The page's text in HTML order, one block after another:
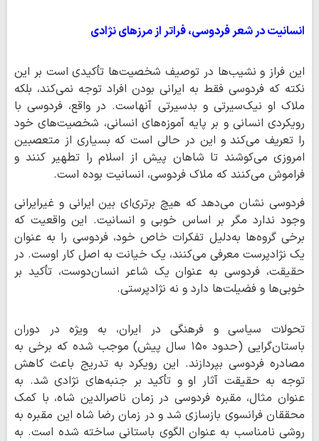
انسانیت در شعر فردوسی، فراتر از مرزهای نژادی
این فراز و نشیب‌ها در توصیف شخصیت‌ها تأکیدی است بر این
نکته که فردوسی فقط به ایرانی بودن افراد توجه نمی‌کند، بلکه
ملاک او نیک‌سیرتی و بدسیرتی آنهاست. در واقع، فردوسی با
رویکردی انسانی و بر پایه آموزه‌های انسانی، شخصیت‌های خود
را تعریف می‌کند و این در حالی است که بسیاری از متعصبین
امروزی می‌کوشند تا شاهان پیش از اسلام را تطهیر کنند و
فراموش می‌کنند که ملاک فردوسی، انسانیت بوده است.
فردوسی نشان می‌دهد که هیچ برتری‌ای بین ایرانی و غیرایرانی
وجود ندارد مگر بر اساس خوبی و انسانیت. این واقعیت که
برخی گروه‌ها به‌دلیل تفکرات خاص خود، فردوسی را به عنوان
یک نژادپرست معرفی می‌کنند، یک خیانت به اصل کار اوست. در
حقیقت، فردوسی به عنوان یک شاعر انسان‌دوست، تأکید بر
خوبی‌ها و فضیلت‌ها دارد و نه نژادپرستی.
تحولات سیاسی و فرهنگی در ایران، به ویژه در دوران
باستان‌گرایی (حدود ۱۵۰ سال پیش) موجب شده که برخی به
مصادره فردوسی بپردازند. این رویکرد به تدریج باعث کاهش
توجه به حقیقت آثار او و تأکید بر جنبه‌های نژادی شد. به
عنوان مثال، مقبره فردوسی در زمان ناصرالدین شاه، با کمک
محققان فرانسوی بازسازی شد و در زمان رضا شاه این مقبره به
روشی نامناسب به عنوان الگوی باستانی ساخته شده است. به